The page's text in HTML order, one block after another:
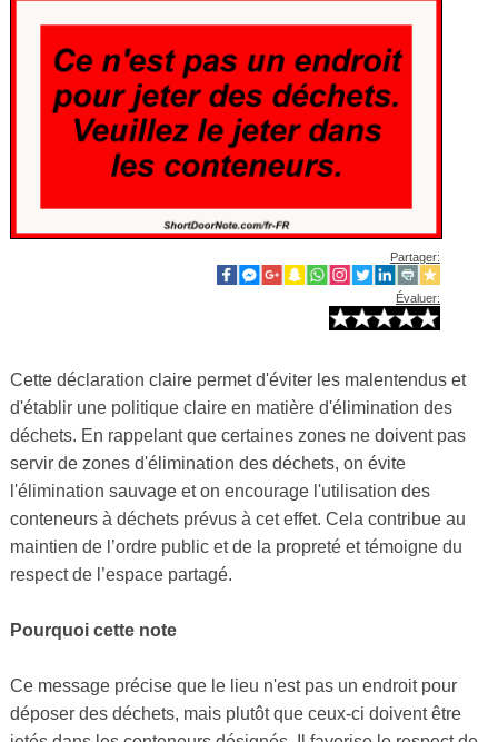
Partager:
Évaluer:
Cette déclaration claire permet d'éviter les malentendus et
d'établir une politique claire en matière d'élimination des
déchets. En rappelant que certaines zones ne doivent pas
servir de zones d'élimination des déchets, on évite
l'élimination sauvage et on encourage l'utilisation des
conteneurs à déchets prévus à cet effet. Cela contribue au
maintien de l’ordre public et de la propreté et témoigne du
respect de l’espace partagé.
Pourquoi cette note
Ce message précise que le lieu n'est pas un endroit pour
déposer des déchets, mais plutôt que ceux-ci doivent être